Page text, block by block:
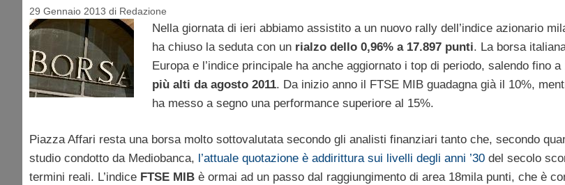
29 Gennaio 2013 di Redazione
Nella giornata di ieri abbiamo assistito a un nuovo rally dell’indice azionario
ha chiuso la seduta con un rialzo dello 0,96% a 17.897 punti. La borsa
Europa e l’indice principale ha anche aggiornato i top di periodo, salendo fino
più alti da agosto 2011. Da inizio anno il FTSE MIB guadagna già il 10%,
ha messo a segno una performance superiore al 15%.
Piazza Affari resta una borsa molto sottovalutata secondo gli analisti finanziari tanto che, secondo
studio condotto da Mediobanca, l’attuale quotazione è addirittura sui livelli degli anni ’30 del secolo
termini reali. L’indice FTSE MIB è ormai ad un passo dal raggiungimento di area 18mila punti, che è